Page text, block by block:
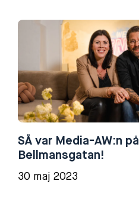
SÅ var Media-AW:n på
Bellmansgatan!
30 maj 2023